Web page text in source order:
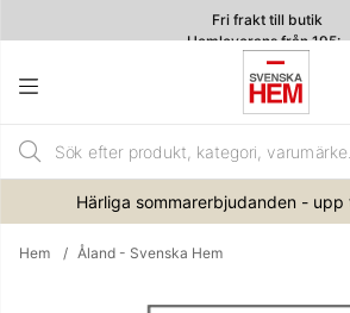
Fri frakt till butik
Hemleverans från 195:-
Härliga sommarerbjudanden -
Hem Åland - Svenska Hem